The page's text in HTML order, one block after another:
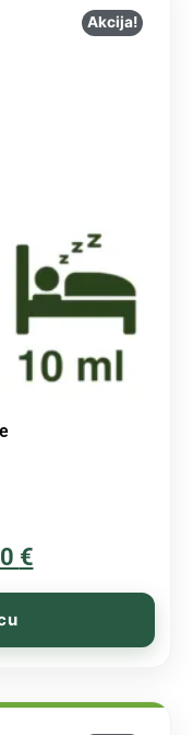
Akcija!
€